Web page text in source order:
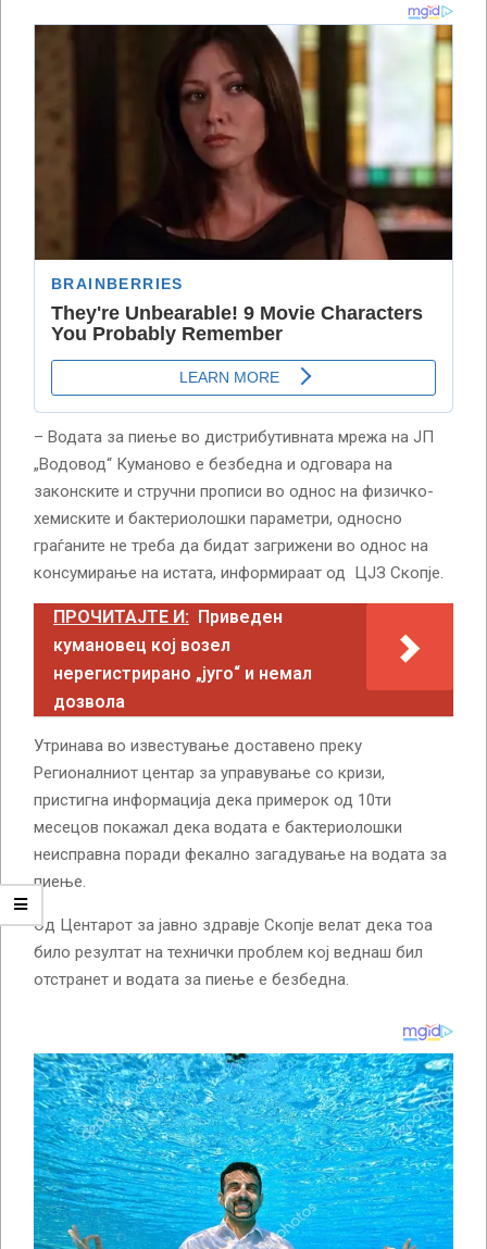
– Водата за пиење во дистрибутивната мрежа на ЈП
„Водовод“ Куманово е безбедна и одговара на
законските и стручни прописи во однос на физичко-
хемиските и бактериолошки параметри, односно
граѓаните не треба да бидат загрижени во однос на
консумирање на истата, информираат од ЦЈЗ Скопје.
ПРОЧИТАЈТЕ И: Приведен
кумановец кој возел
нерегистрирано „југо“ и немал
дозвола
Утринава во известување доставено преку
Регионалниот центар за управување со кризи,
пристигна информација дека примерок од 10ти
месецов покажал дека водата е бактериолошки
неисправна поради фекално загадување на водата за
пиење.
Од Центарот за јавно здравје Скопје велат дека тоа
било резултат на технички проблем кој веднаш бил
отстранет и водата за пиење е безбедна.